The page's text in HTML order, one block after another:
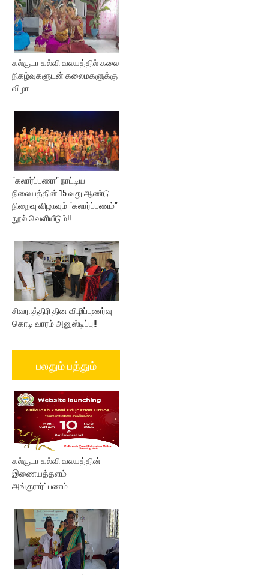
கல்குடா கல்வி வலயத்தில் கலை
நிகழ்வுகளுடன் கலைமகளுக்கு
விழா
"கலார்ப்பணா" நாட்டிய
நிலையத்தின் 15 வது ஆண்டு
நிறைவு விழாவும் "கலார்ப்பணம்"
நூல் வெளியீடும்!!
சிவராத்திரி தின விழிப்புணர்வு
கொடி வாரம் அனுஸ்டிப்பு!!
பலதும் பத்தும்
கல்குடா கல்வி வலயத்தின்
இணையத்தளம்
அங்குரார்ப்பணம்